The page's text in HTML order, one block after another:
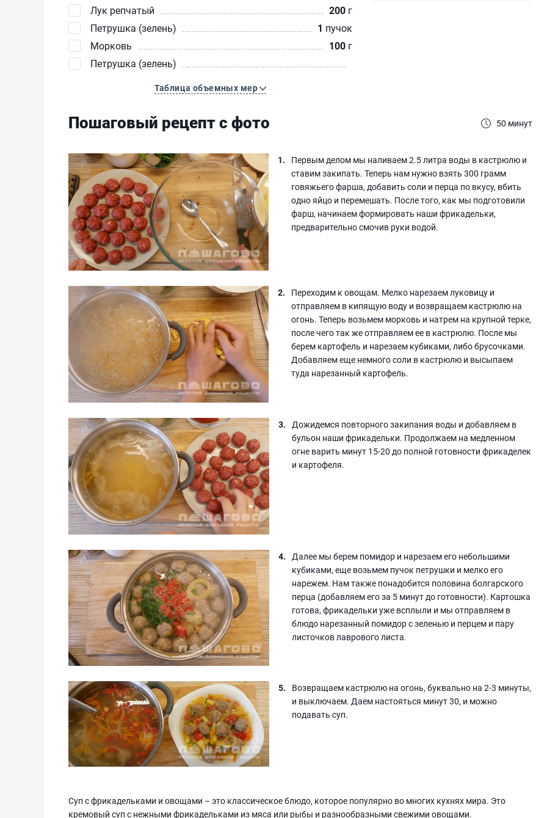
Лук репчатый
200 г
Петрушка (зелень)
1 пучок
Морковь
100 г
Петрушка (зелень)
Таблица объемных мер
Пошаговый рецепт с фото 50 минут
Первым делом мы наливаем 2.5 литра воды в кастрюлю и
ставим закипать. Теперь нам нужно взять 300 грамм
говяжьего фарша, добавить соли и перца по вкусу, вбить
одно яйцо и перемешать. После того, как мы подготовили
фарш, начинаем формировать наши фрикадельки,
предварительно смочив руки водой.
Переходим к овощам. Мелко нарезаем луковицу и
отправляем в кипящую воду и возвращаем кастрюлю на
огонь. Теперь возьмем морковь и натрем на крупной терке,
после чего так же отправляем ее в кастрюлю. После мы
берем картофель и нарезаем кубиками, либо брусочками.
Добавляем еще немного соли в кастрюлю и высыпаем
туда нарезанный картофель.
Дожидемся повторного закипания воды и добавляем в
бульон наши фрикадельки. Продолжаем на медленном
огне варить минут 15-20 до полной готовности фрикаделек
и картофеля.
Далее мы берем помидор и нарезаем его небольшими
кубиками, еще возьмем пучок петрушки и мелко его
нарежем. Нам также понадобится половина болгарского
перца (добавляем его за 5 минут до готовности). Картошка
готова, фрикадельки уже всплыли и мы отправляем в
блюдо нарезанный помидор с зеленью и перцем и пару
листочков лаврового листа.
Возвращаем кастрюлю на огонь, буквально на 2-3 минуты,
и выключаем. Даем настояться минут 30, и можно
подавать суп.
Суп с фрикадельками и овощами – это классическое блюдо, которое популярно во многих кухнях мира. Это
кремовый суп с нежными фрикадельками из мяса или рыбы и разнообразными свежими овощами.